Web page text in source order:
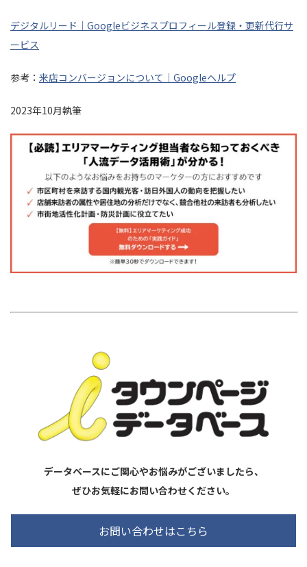
デジタルリード｜Googleビジネスプロフィール登録・更新代行サ
ービス
参考： 来店コンバージョンについて｜Googleヘルプ
2023年10月執筆
データベースにご関心やお悩みがございましたら、
ぜひお気軽にお問い合わせください。
お問い合わせはこちら